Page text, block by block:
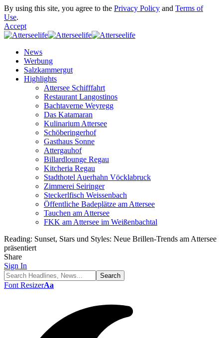
By using this site, you agree to the Privacy Policy and Terms of
Use.
Accept
News
Werbung
Salzkammergut
Highlights
Attersee Schifffahrt
Restaurant Langostinos
Bachtaverne Weyregg
Das Katamaran
Kulinarium Attersee
Schöberingerhof
Gasthaus Sonne
Attergauhof
Billardlounge Regau
Kitcheria Regau
Stadthotel Auerhahn Vöcklabruck
Zimmerei Seiringer
Steckerlfisch Weissenbach
Öffentliche Badeplätze am Attersee
Tauchen am Attersee
FKK am Attersee im Weißenbachtal
Reading: Sunset, Stars und Styles: Neue Brillen-Trends am Attersee
präsentiert
Share
Sign In
Font ResizerAa